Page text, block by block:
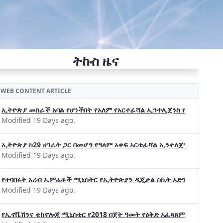
ትኩስ ዜና
WEB CONTENT ARTICLE
ኢትዮጵያ መስራች አባል የሆነችበት የአለም የአርተፊሻል ኢንተሊጀንስ የትብብር
Modified 19 Days ago.
ኢትዮጵያ ከ29 ሀገራት ጋር በመሆን የዓለም አቀፍ አርቴፊሻል ኢንተለጀንስ ትብብር
Modified 19 Days ago.
የተባበሩት አረብ ኤምሬቶች ሚኒስትር የኢትዮጵያን ዲጂታል ስኬት አድንቀዋል
Modified 19 Days ago.
የኢኖቬሽንና ቴክኖሎጂ ሚኒስቴር የ2018 በጀት ዓመት የዕቅድ አፈጻጸምና የቀጣይ